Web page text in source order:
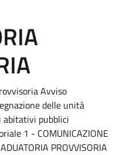
Avviso
delle unità
pubblici
1 - COMUNICAZIONE
PROVVISORIA